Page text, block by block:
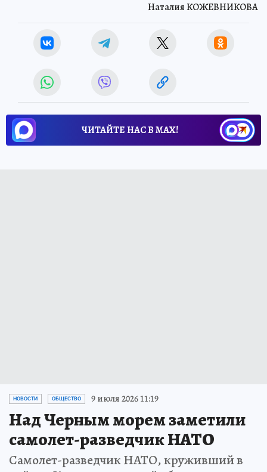
Наталия КОЖЕВНИКОВА
ЧИТАЙТЕ НАС В МАХ!
НОВОСТИ ОБЩЕСТВО 9 июля 2026 11:19
Над Черным морем заметили
самолет-разведчик НАТО
Самолет-разведчик НАТО, круживший в